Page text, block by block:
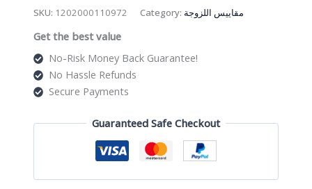
quantity
SKU: 1202000110972 Category: مقاييس اللزوجة
Get the best value
No-Risk Money Back Guarantee!
No Hassle Refunds
Secure Payments
Guaranteed Safe Checkout